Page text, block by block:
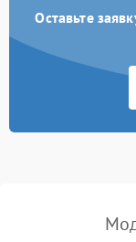
Неисправность
питания
неисправности
пропадание диска
Оставьте